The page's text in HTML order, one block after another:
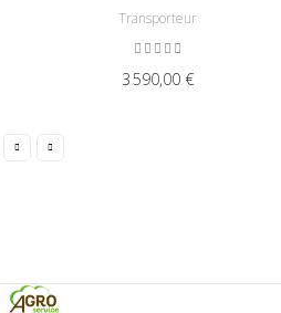
Transporteur
3 590,00 €